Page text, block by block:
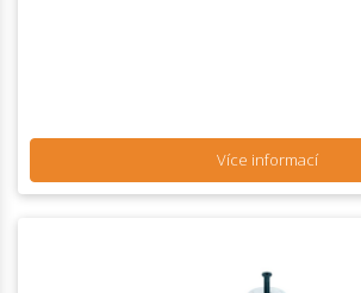
Více informací